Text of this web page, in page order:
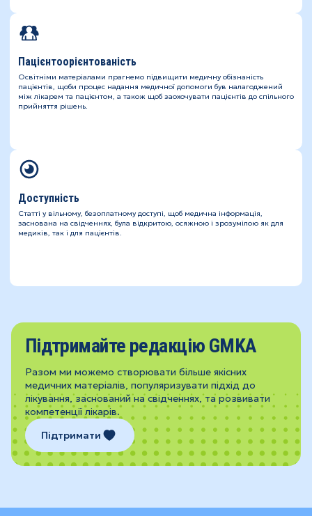
Пацієнтоорієнтованість
Освітніми матеріалами прагнемо підвищити медичну обізнаність
пацієнтів, щоби процес надання медичної допомоги був налагоджений
між лікарем та пацієнтом, а також щоб заохочувати пацієнтів до спільного
прийняття рішень.
Доступність
Статті у вільному, безоплатному доступі, щоб медична інформація,
заснована на свідченнях, була відкритою, осяжною і зрозумілою як для
медиків, так і для пацієнтів.
Підтримайте редакцію GMKA
Разом ми можемо створювати більше якісних
медичних матеріалів, популяризувати підхід до
лікування, заснований на свідченнях, та розвивати
компетенції лікарів.
Підтримати